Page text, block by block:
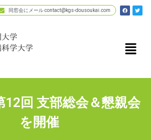
同窓会にメール contact@kgs-dousoukai.com
12回 支部総会＆懇親会
を開催